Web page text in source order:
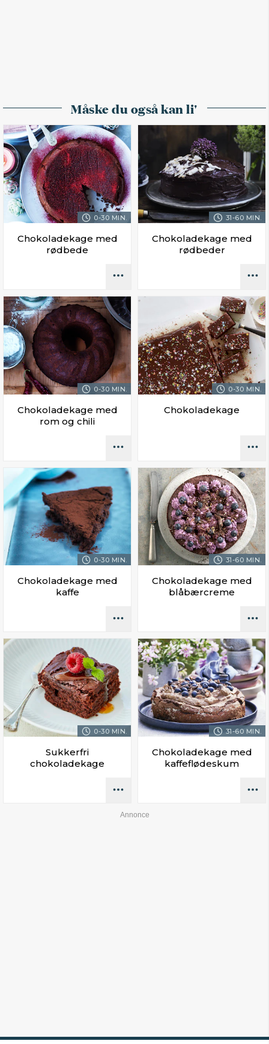
Måske du også kan li'
0-30 MIN.
Chokoladekage med
rødbede
31-60 MIN.
Chokoladekage med
rødbeder
0-30 MIN.
Chokoladekage med
rom og chili
0-30 MIN.
Chokoladekage
0-30 MIN.
Chokoladekage med
kaffe
31-60 MIN.
Chokoladekage med
blåbærcreme
0-30 MIN.
Sukkerfri
chokoladekage
31-60 MIN.
Chokoladekage med
kaffeflødeskum